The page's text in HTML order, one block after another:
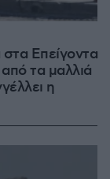
Επείγοντα
τα μαλλιά
η